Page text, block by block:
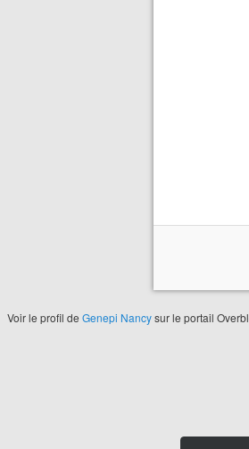
Voir le profil de Genepi Nancysur le portail